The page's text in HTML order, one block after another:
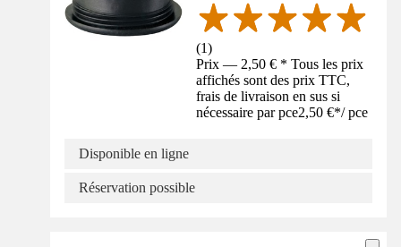
(1)
Prix — 2,50 € * Tous les prix
affichés sont des prix TTC,
frais de livraison en sus si
nécessaire par pce2,50 €*/ pce
Disponible en ligne
Réservation possible